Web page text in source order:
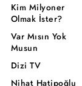
Kim Milyoner
Olmak İster?
Var Mısın Yok
Musun
Dizi TV
Nihat Hatipoğlu